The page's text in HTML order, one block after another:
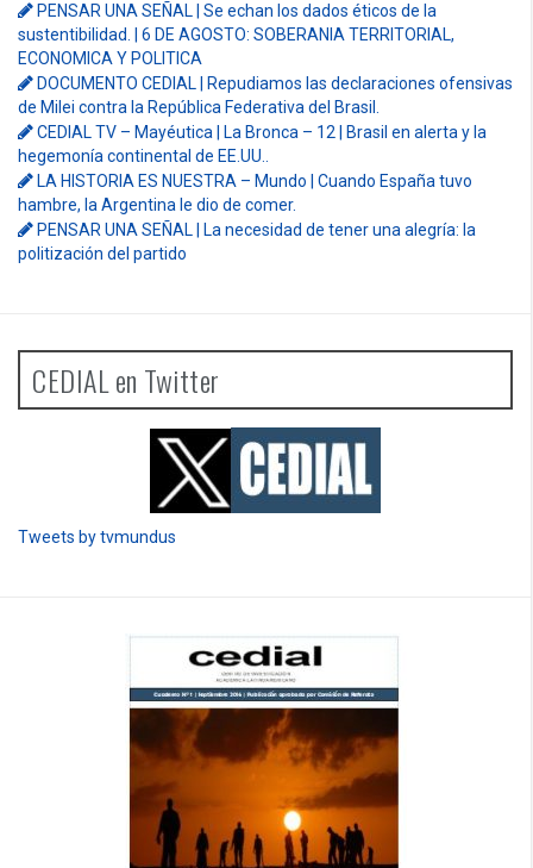
PENSAR UNA SEÑAL | Se echan los dados éticos de la
sustentibilidad. | 6 DE AGOSTO: SOBERANIA TERRITORIAL,
ECONOMICA Y POLITICA
DOCUMENTO CEDIAL | Repudiamos las declaraciones ofensivas
de Milei contra la República Federativa del Brasil.
CEDIAL TV – Mayéutica | La Bronca – 12 | Brasil en alerta y la
hegemonía continental de EE.UU..
LA HISTORIA ES NUESTRA – Mundo | Cuando España tuvo
hambre, la Argentina le dio de comer.
PENSAR UNA SEÑAL | La necesidad de tener una alegría: la
politización del partido
CEDIAL en Twitter
Tweets by tvmundus